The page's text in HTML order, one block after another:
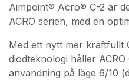
Aimpoint® Acro® C-2 är
ACRO serien, med en
Med ett nytt mer kraftfullt
diodteknologi håller
användning på läge 6/10